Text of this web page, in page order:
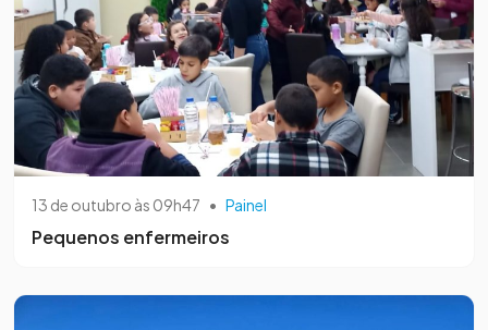
13 de outubro às 09h47 • Painel
Pequenos enfermeiros